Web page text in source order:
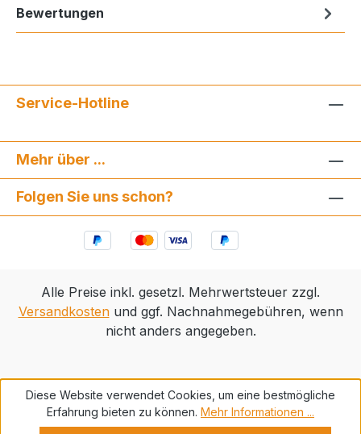
Bewertungen
Service-Hotline
Mehr über ...
Folgen Sie uns schon?
Alle Preise inkl. gesetzl. Mehrwertsteuer zzgl.
Versandkostenund ggf. Nachnahmegebühren, wenn
nicht anders angegeben.
Diese Website verwendet Cookies, um eine bestmögliche
Erfahrung bieten zu können. Mehr Informationen ...